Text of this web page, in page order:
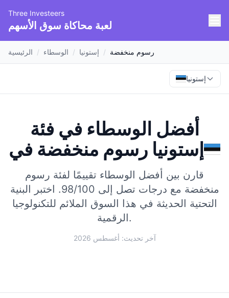
Three Investeers
لعبة محاكاة سوق الأسهم
الرئيسية / الوسطاء / إستونيا / رسوم منخفضة
إستونيا
أفضل الوسطاء في فئة
رسوم منخفضة إستونيا
قارن بين أفضل الوسطاء تقييمًا لفئة رسوم
منخفضة مع درجات تصل إلى 98/100.
اختبر البنية
التحتية الحديثة في هذا السوق الملائم للتكنولوجيا
الرقمية.
آخر تحديث: أغسطس 2026